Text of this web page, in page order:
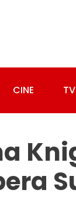
CINE TV